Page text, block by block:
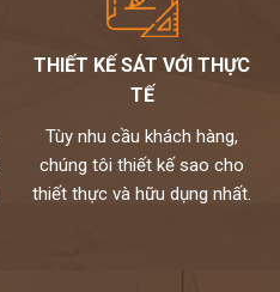
THIẾT KẾ SÁT VỚI THỰC
TẾ
Tùy nhu cầu khách hàng,
chúng tôi thiết kế sao cho
thiết thực và hữu dụng nhất.